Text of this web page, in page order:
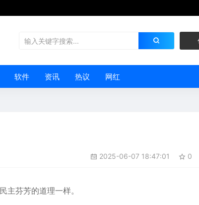
软件 资讯 热议 网红
2025-06-07 18:47:01 0
主芬芳的道理一样。